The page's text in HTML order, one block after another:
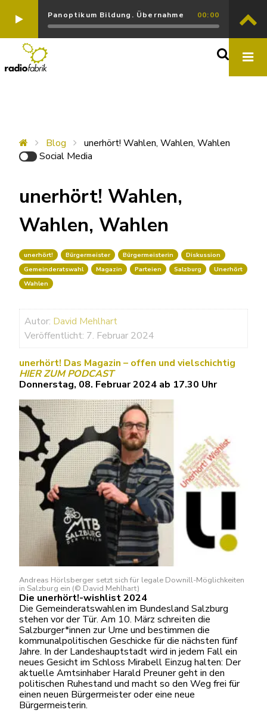
Panoptikum Bildung. Übernahme 00:00
Blog
unerhört! Wahlen, Wahlen, Wahlen
Social Media
unerhört! Wahlen,
Wahlen, Wahlen
unerhört! Bürgermeister Bürgermeisterin
Diskussion
Gemeinderatswahl
Magazin Parteien Salzburg
Unerhört
Wahlen
Autor: David Mehlhart
Veröffentlicht: 7. Februar 2024
unerhört! Das Magazin – offen und vielschichtig
HIER ZUM PODCAST
Donnerstag, 08. Februar 2024 ab 17.30 Uhr
Andreas Hörlsberger setzt sich für legale Downill-Möglichkeiten
in Salzburg ein (© David Mehlhart)
Die unerhört!-wishlist 2024
Die Gemeinderatswahlen im Bundesland Salzburg
stehen vor der Tür. Am 10. März schreiten die
Salzburger*innen zur Urne und bestimmen die
kommunalpolitischen Geschicke für die nächsten fünf
Jahre. In der Landeshauptstadt wird in jedem Fall ein
neues Gesicht im Schloss Mirabell Einzug halten: Der
aktuelle Amtsinhaber Harald Preuner geht in den
politischen Ruhestand und macht so den Weg frei für
einen neuen Bürgermeister oder eine neue
Bürgermeisterin.